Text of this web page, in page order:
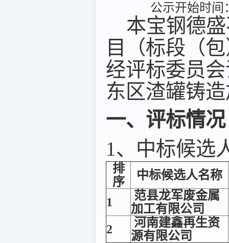
公示开始时间
本宝钢德盛
目（标段（
经评标委员
东区渣罐铸
一、评标情况
1、中标候选
排
序
中标候选人名称
1
范县龙军废金属
加工有限公司
2
河南建鑫再生资
源有限公司